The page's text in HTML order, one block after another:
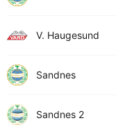
V. Haugesund
Sandnes
Sandnes 2